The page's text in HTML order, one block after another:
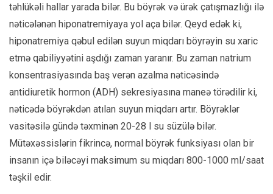
təhlükəli hallar yarada bilər. Bu böyrək və ürək çatışmazlığı ilə
nəticələnən hiponatremiyaya yol aça bilər. Qeyd edək ki,
hiponatremiya qəbul edilən suyun miqdarı böyrəyin su xaric
etmə qabiliyyətini aşdığı zaman yaranır. Bu zaman natrium
konsentrasiyasında baş verən azalma nəticəsində
antidiuretik hormon (ADH) sekresiyasına maneə törədilir ki,
nəticədə böyrəkdən atılan suyun miqdarı artır. Böyrəklər
vasitəsilə gündə təxminən 20-28 l su süzülə bilər.
Mütəxəssislərin fikrincə, normal böyrək funksiyası olan bir
insanın içə biləcəyi maksimum su miqdarı 800-1000 ml/saat
təşkil edir.